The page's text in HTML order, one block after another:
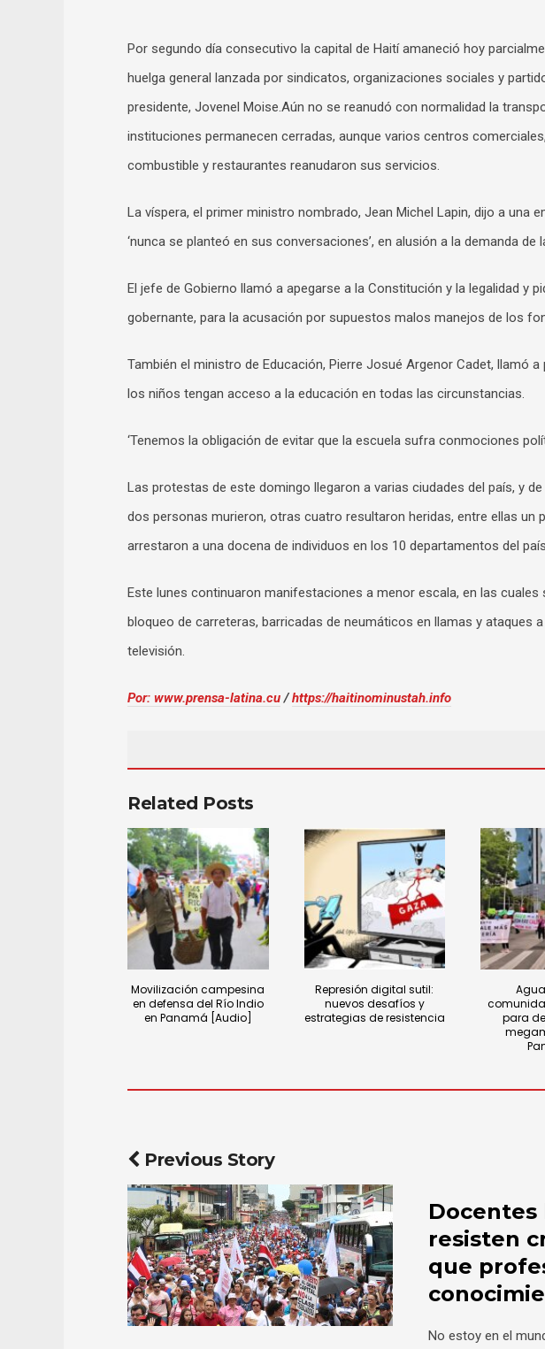
Por segundo día consecutivo la capital de Haití amaneció hoy
huelga general lanzada por sindicatos, organizaciones sociales y
presidente, Jovenel Moise.Aún no se reanudó con normalidad la
instituciones permanecen cerradas, aunque varios centros
combustible y restaurantes reanudaron sus servicios.
La víspera, el primer ministro nombrado, Jean Michel Lapin, dijo a una
‘nunca se planteó en sus conversaciones’, en alusión a la demanda
El jefe de Gobierno llamó a apegarse a la Constitución y la legalidad y
gobernante, para la acusación por supuestos malos manejos de los
También el ministro de Educación, Pierre Josué Argenor Cadet, llamó
los niños tengan acceso a la educación en todas las circunstancias.
‘Tenemos la obligación de evitar que la escuela sufra conmociones
Las protestas de este domingo llegaron a varias ciudades del país, y
dos personas murieron, otras cuatro resultaron heridas, entre ellas un
arrestaron a una docena de individuos en los 10 departamentos del
Este lunes continuaron manifestaciones a menor escala, en las
bloqueo de carreteras, barricadas de neumáticos en llamas y ataques
televisión.
Por: www.prensa-latina.cu/https://haitinominustah.info
Related Posts
Movilización campesina
en defensa del Río Indio
en Panamá [Audio]
Represión digital sutil:
nuevos desafíos y
estrategias de resistencia
para
Previous Story
resisten
que
No estoy en el